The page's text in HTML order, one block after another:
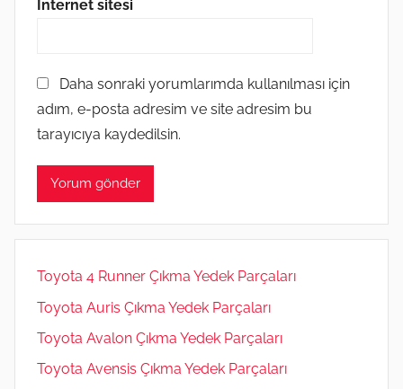
İnternet sitesi
Daha sonraki yorumlarımda kullanılması için
adım, e-posta adresim ve site adresim bu
tarayıcıya kaydedilsin.
Toyota 4 Runner Çıkma Yedek Parçaları
Toyota Auris Çıkma Yedek Parçaları
Toyota Avalon Çıkma Yedek Parçaları
Toyota Avensis Çıkma Yedek Parçaları